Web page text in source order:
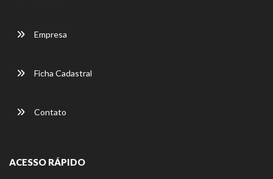
Empresa
Ficha Cadastral
Contato
ACESSO RÁPIDO